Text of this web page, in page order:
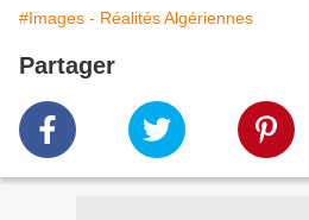
#Images - Réalités Algériennes
Partager